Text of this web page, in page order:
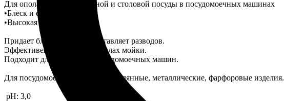
Для ополаскивания кухонной и столовой посуды в посудомоечных машинах
•Блеск и сияние
•Высокая эффективность
Придает блеск посуде, не оставляет разводов.
Эффективен на коротких циклах мойки.
Подходит для всех типов посудомоечных машин.
Для посудомоечных машин. Стеклянные, металлические, фарфоровые изделия.
pH: 3,0